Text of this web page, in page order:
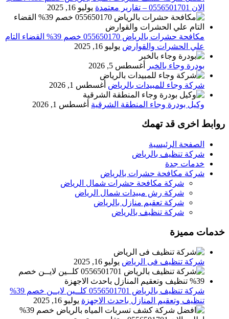
الان 0556501701‬‏ – تقارير معتمدة
يوليو 16, 2025
مكافحة حشرات بالرياض 055650170 خصم 39% القضاء التام
علي الحشرات والقوارض يوليو 16, 2025
بودرة وجاء بالخبر أغسطس 5, 2026
شركة وجاء للمبيدات بالرياض أغسطس 1, 2026
وكيل بودرة وجاء المنطقة الشرقية أغسطس 1, 2026
روابط اخرى قد تهمك
الصفحة الرئيسية
شركة تنظيف بالرياض
خدمات جدة
شركة مكافحة حشرات بالرياض
شركة مكافحة حشرات شمال الرياض
شركة رش مبيدات شمال الرياض
شركة تعقيم منازل بالرياض
شركة تنظيف بالرياض
خدمات مميزة
شركة تنظيف فى الرياض يوليو 16, 2025
شركة تنظيف بالرياض 0556501701 كلــين لايــن خصم 39%
تنظيف وتعقيم المنازل باحدث الاجهزة يوليو 16, 2025